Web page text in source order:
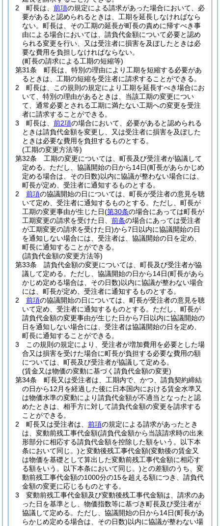
2
町長は、 前項の規定による請求があった場合において、必
要があると認められるときは、工期を延長しなければなら
ない。 町長は、その工期の延長が町長の責めに帰すべき事
由による場合においては、請負代金額について必要と認め
られる変更を行い、又は受注者に損害を及ぼしたときは必
要な費用を負担しなければならない。
(町長の請求による工期の短縮等)
第31条
町長は、特別の理由により工期を短縮する必要があ
るときは、工期の短縮を受注者に請求することができる。
2
町長は、この規則の規定により工期を延長すべき場合にお
いて、特別の理由があるときは、当該工期の変更につい
て、通常必要とされる工期に満たない工期への変更を受注
者に請求することができる。
3
町長は、 前2項の場合において、必要があると認められる
ときは請負代金額を変更し、又は受注者に損害を及ぼした
ときは必要な費用を負担するものとする。
(工期の変更方法等)
第32条
工期の変更については、町長及び受注者が協議して
定める。 ただし、協議開始の日から14日(町長があらかじめ
定める場合は、その日数)以内に協議が整わない場合には、
町長が定め、受注者に通知するものとする。
2
前項の協議開始の日については、町長が受注者の意見を聴
いて定め、受注者に通知するものとする。 ただし、町長が
工期の変更事由が生じた日(第30条の場合にあっては町長が
工期変更の請求を受けた日、 前条の場合にあっては受注者
が工期変更の請求を受けた日)から7日以内に協議開始の日
を通知しない場合には、受注者は、協議開始の日を定め、
町長に通知することができる。
(請負代金額の変更方法等)
第33条
請負代金額の変更については、町長及び受注者が協
議して定める。 ただし、協議開始の日から14日(町長があら
かじめ定める場合は、その日数)以内に協議が整わない場合
には、町長が定め、受注者に通知するものとする。
2
前項の協議開始の日については、町長が受注者の意見を聴
いて定め、受注者に通知するものとする。 ただし、町長が
請負代金額の変更事由が生じた日から7日以内に協議開始の
日を通知しない場合には、受注者は協議開始の日を定め、
町長に通知することができる。
3
この規則の規定により、受注者が増加費用を必要とした場
合又は損害を受けた場合に町長が負担する必要な費用の額
については、町長及び受注者が協議して定める。
(賃金又は物価の変動に基づく請負代金額の変更)
第34条
町長又は受注者は、工期内で、かつ、請負契約締結
の日から12月を経過した後に日本国内における賃金水準又
は物価水準の変動により請負代金額が不適当となったと認
めたときは、相手方に対して請負代金額の変更を請求する
ことができる。
2
町長又は受注者は、 前項の規定による請求があったとき
は、変動前残工事代金額(請負代金額から当該請求時の出来
形部分に相応する請負代金額を控除した額をいう。以下本
条において同じ。)と変動後残工事代金額(変動後の賃金又
は物価を基礎として算出した変動前残工事代金額に相応す
る額をいう。以下本条において同じ。)との差額のうち、変
動前残工事代金額の1000分の15を超える額につき、請負代
金額の変更に応じるものとする。
3
変動前残工事代金額及び変動後残工事代金額は、請求のあ
った日を基準とし、物価指数等に基づき町長及び受注者が
協議して定める。 ただし、協議開始の日から14日(町長があ
らかじめ定める場合は、その日数)以内に協議が整わない場